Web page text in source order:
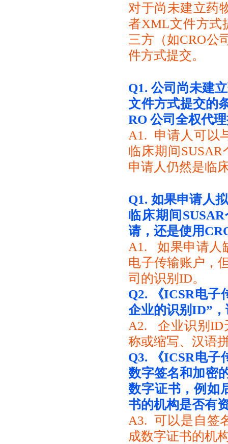
对于尚未建立药
者XML文件方式
三方（如CRO公
件方式提交。
Q1. 公司尚未建
文件方式提交的
RO 公司全权代
A1. 申请人可以
临床期间
申请人仍然是临
Q1. 如果申请人
临床期间
请，还是使用
A1. 如果申请人
电子传输账户，
司的识别ID。
Q2.
《ICSR电
企业的识别ID”
A2. 企业识别ID
称或缩写、汉语
Q3.
《ICSR电
数字签名和加密
数字证书，例如
书的机构是否有
A3. 可以是自签
成数字证书的机